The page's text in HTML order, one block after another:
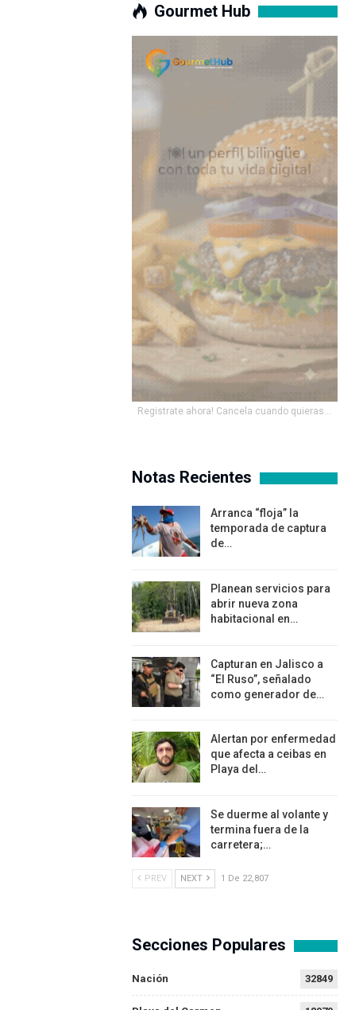
Gourmet Hub
Registrate ahora! Cancela cuando quieras...
Notas Recientes
Arranca “floja” la
temporada de captura
de…
Planean servicios para
abrir nueva zona
habitacional en…
Capturan en Jalisco a
“El Ruso”, señalado
como generador de…
Alertan por enfermedad
que afecta a ceibas en
Playa del…
Se duerme al volante y
termina fuera de la
carretera;…
PREV NEXT 1 De 22,807
Secciones Populares
Nación 32849